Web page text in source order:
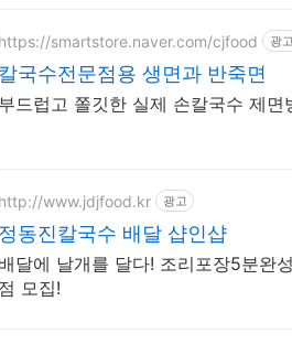
https://smartstore.naver.com/cjfood 광고
칼국수전문점용 생면과 반죽면
부드럽고 쫄깃한 실제 손칼국수 제
http://www.jdjfood.kr 광고
정동진칼국수 배달 샵인샵
배달에 날개를 달다! 조리포장5분완
점 모집!